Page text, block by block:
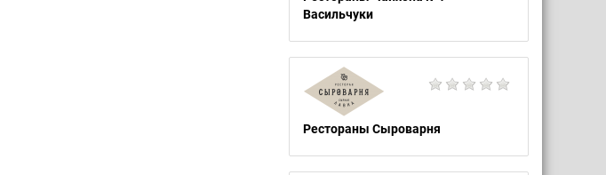
Васильчуки
Рестораны Сыроварня